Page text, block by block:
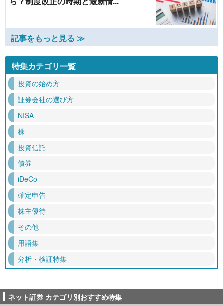
記事をもっと見る ≫
特集カテゴリ一覧
投資の始め方
証券会社の選び方
NISA
株
投資信託
債券
iDeCo
確定申告
株主優待
その他
用語集
分析・検証特集
ネット証券 カテゴリ別おすすめ特集